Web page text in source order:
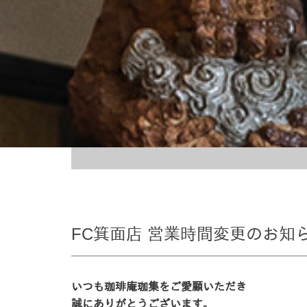
FC箕面店 営業時間変更のお知
いつも珈琲庵珈集をご愛顧いただき
誠にありがとうございます。